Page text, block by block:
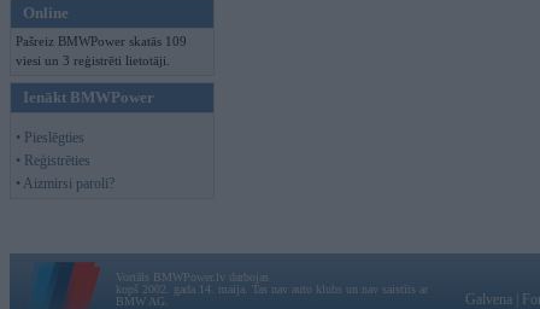
Online
Pašreiz BMWPower skatās 109
viesi un 3 reģistrēti lietotāji.
Ienākt BMWPower
• Pieslēgties
• Reģistrēties
• Aizmirsi paroli?
Vortāls BMWPower.lv darbojas
kopš 2002. gada 14. maija. Tas nav auto klubs un nav saistīts ar
BMW AG.
Galvena